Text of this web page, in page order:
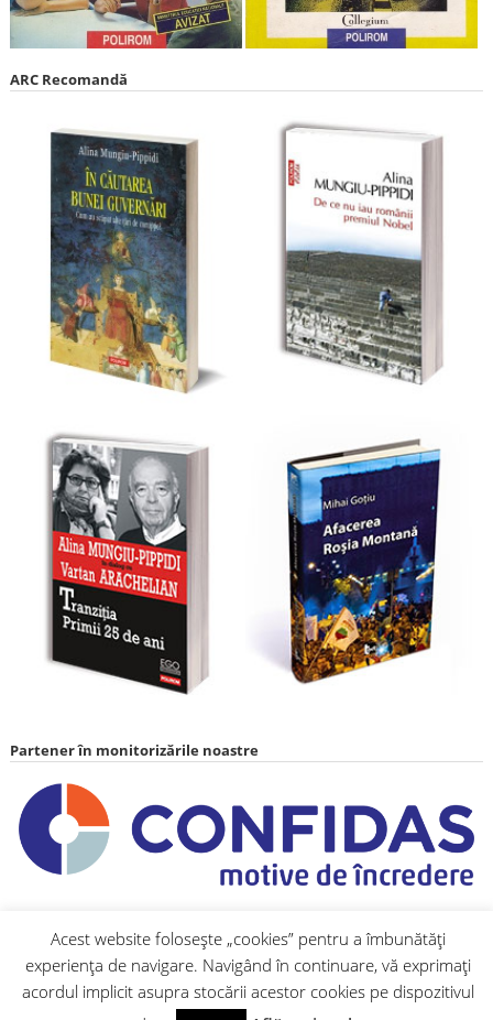
ARC Recomandă
Partener în monitorizările noastre
Parteneri media
Gazeta ocnam Asocia
Site-uri partenere
Societa Biroul
Acest website folosește „cookies” pentru a îmbunătăți
experiența de navigare. Navigând în continuare, vă exprimați
acordul implicit asupra stocării acestor cookies pe dispozitivul